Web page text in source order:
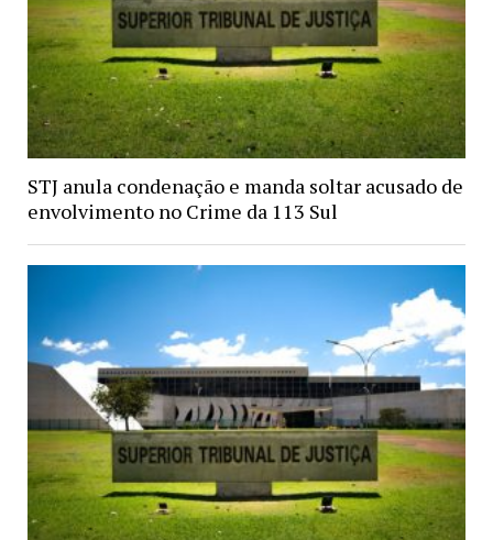
STJ anula condenação e manda soltar acusado de
envolvimento no Crime da 113 Sul